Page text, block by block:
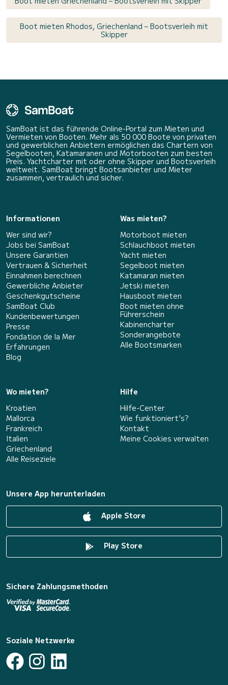
Boot mieten Rhodos, Griechenland – Bootsverleih mit
Skipper
SamBoat ist das führende Online-Portal zum Mieten und
Vermieten von Booten. Mehr als 50 000 Boote von privaten
und gewerblichen Anbietern ermöglichen das Chartern von
Segelbooten, Katamaranen und Motorbooten zum besten
Preis. Yachtcharter mit oder ohne Skipper und Bootsverleih
weltweit. SamBoat bringt Bootsanbieter und Mieter
zusammen, vertraulich und sicher.
Informationen
Wer sind wir?
Jobs bei SamBoat
Unsere Garantien
Vertrauen & Sicherheit
Einnahmen berechnen
Gewerbliche Anbieter
Geschenkgutscheine
SamBoat Club
Kundenbewertungen
Presse
Fondation de la Mer
Erfahrungen
Blog
Was mieten?
Motorboot mieten
Schlauchboot mieten
Yacht mieten
Segelboot mieten
Katamaran mieten
Jetski mieten
Hausboot mieten
Boot mieten ohne
Führerschein
Kabinencharter
Sonderangebote
Alle Bootsmarken
Wo mieten?
Kroatien
Mallorca
Frankreich
Italien
Griechenland
Alle Reiseziele
Hilfe
Hilfe-Center
Wie funktioniert's?
Kontakt
Meine Cookies verwalten
Unsere App herunterladen
Apple Store
Play Store
Sichere Zahlungsmethoden
Soziale Netzwerke